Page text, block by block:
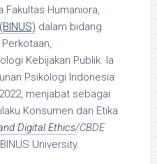
Fakultas Humaniora,
dalam bidang
Perkotaan,
Kebijakan Publik. Ia
Psikologi Indonesia
menjabat sebagai
Konsumen dan Etika
Digital Ethics/CBDE
University.